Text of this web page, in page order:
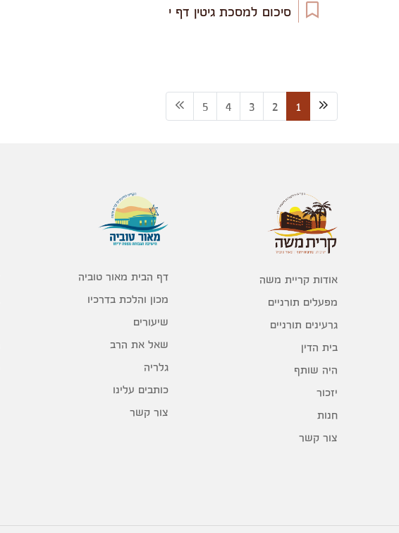
סיכום למסכת גיטין דף י
1
2
3
4
5
אודות קריית משה
מפעלים תורניים
גרעינים תורניים
בית הדין
היה שותף
יזכור
חנות
צור קשר
דף הבית מאור טוביה
מכון והלכת בדרכיו
שיעורים
שאל את הרב
גלריה
כותבים עלינו
צור קשר